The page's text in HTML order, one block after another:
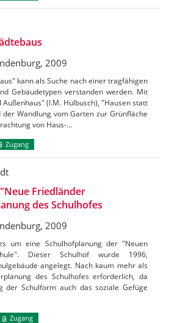
2009
kann als Suche nach einer tragfähigen
Gebäudetypen verstanden werden. Mit
(I.M. Hülbusch), "Hausen statt
der Wandlung vom Garten zur Grünfläche
von Haus-…
Zugang
Friedländer
des Schulhofes
2009
um eine Schulhofplanung der "Neuen
Dieser Schulhof wurde 1996,
angelegt. Nach kaum mehr als
des Schulhofes erforderlich, da
der Schulform auch das soziale Gefüge
Zugang